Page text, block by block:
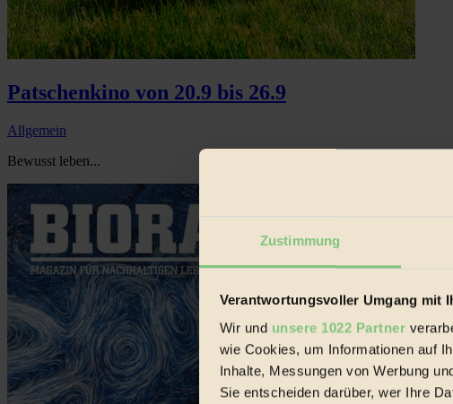
Zustimmung
Verantwortungsvoller Umgang mit
Wir und unsere 1022 Partner
wie Cookies, um Informationen auf
Inhalte, Messungen von Werbung
Sie entscheiden darüber, wer Ihre
Patschenkino von 20.9 bis 26.9
Allgemein
Bewusst leben...